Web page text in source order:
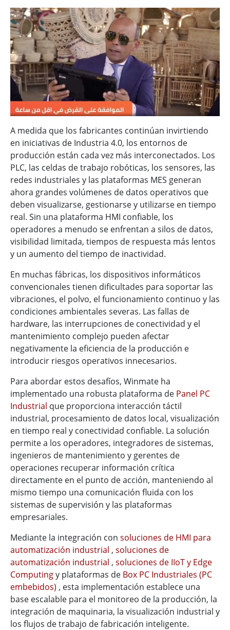
A medida que los fabricantes continúan invirtiendo
en iniciativas de Industria 4.0, los entornos de
producción están cada vez más interconectados. Los
PLC, las celdas de trabajo robóticas, los sensores, las
redes industriales y las plataformas MES generan
ahora grandes volúmenes de datos operativos que
deben visualizarse, gestionarse y utilizarse en tiempo
real. Sin una plataforma HMI confiable, los
operadores a menudo se enfrentan a silos de datos,
visibilidad limitada, tiempos de respuesta más lentos
y un aumento del tiempo de inactividad.
En muchas fábricas, los dispositivos informáticos
convencionales tienen dificultades para soportar las
vibraciones, el polvo, el funcionamiento continuo y las
condiciones ambientales severas. Las fallas de
hardware, las interrupciones de conectividad y el
mantenimiento complejo pueden afectar
negativamente la eficiencia de la producción e
introducir riesgos operativos innecesarios.
Para abordar estos desafíos, Winmate ha
implementado una robusta plataforma de Panel PC
Industrial que proporciona interacción táctil
industrial, procesamiento de datos local, visualización
en tiempo real y conectividad confiable. La solución
permite a los operadores, integradores de sistemas,
ingenieros de mantenimiento y gerentes de
operaciones recuperar información crítica
directamente en el punto de acción, manteniendo al
mismo tiempo una comunicación fluida con los
sistemas de supervisión y las plataformas
empresariales.
Mediante la integración con soluciones de HMI para
automatización industrial , soluciones de
automatización industrial , soluciones de IIoT y Edge
Computingy plataformas de Box PC Industriales (PC
embebidos) , esta implementación establece una
base escalable para el monitoreo de la producción, la
integración de maquinaria, la visualización industrial y
los flujos de trabajo de fabricación inteligente.